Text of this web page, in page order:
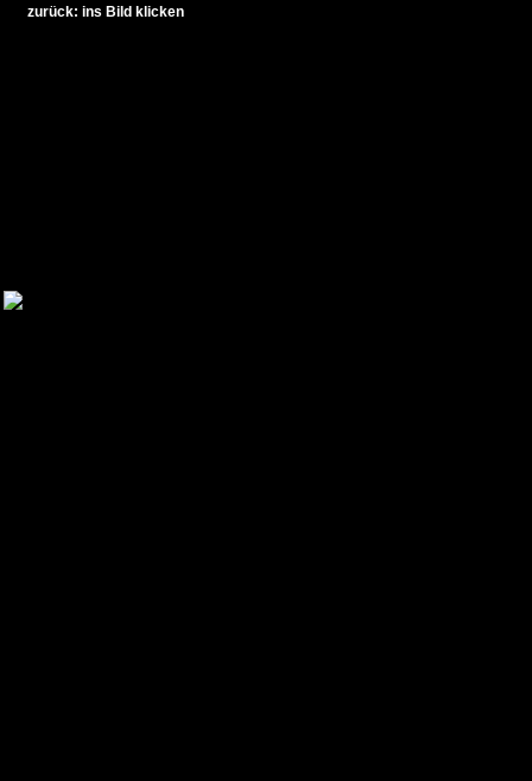
zurück: ins Bild klicken